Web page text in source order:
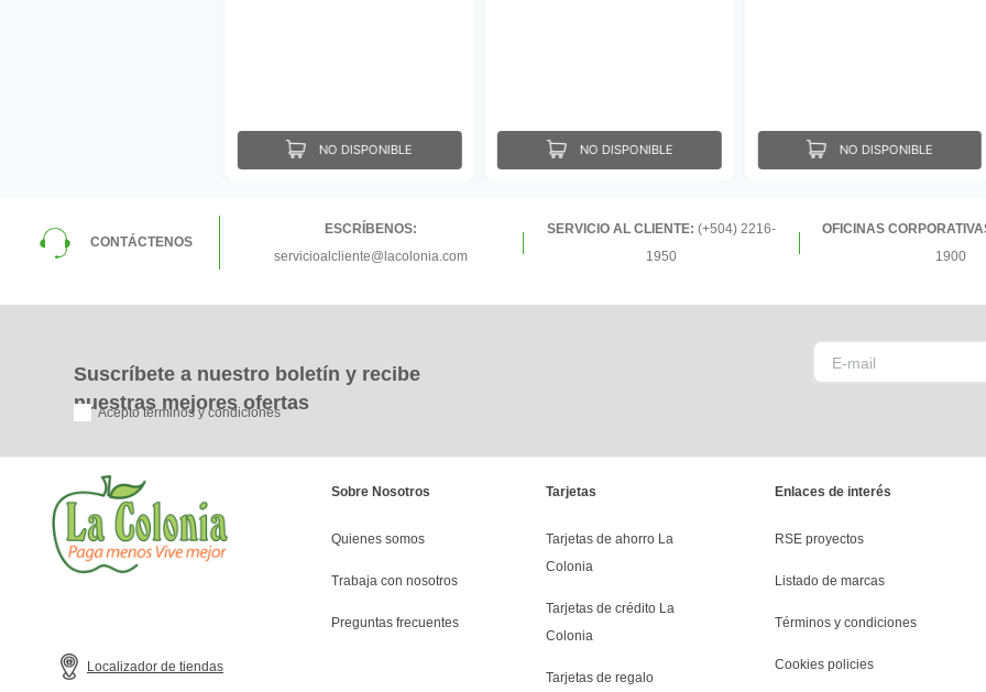
NO DISPONIBLE NO DISPONIBLE NO DISPONIBLE
CONTÁCTENOS
ESCRÍBENOS:
servicioalcliente@lacolonia.com
SERVICIO AL CLIENTE: (+504) 2216-
1950
OFICINAS
1900
Suscríbete a nuestro boletín y recibe
nuestras mejores ofertas
Acepto términos y condiciones
Localizador de tiendas
Sobre Nosotros
Quienes somos
Trabaja con nosotros
Preguntas frecuentes
Tarjetas
Tarjetas de ahorro La
Colonia
Tarjetas de crédito La
Colonia
Tarjetas de regalo
Enlaces de interés
RSE proyectos
Listado de marcas
Términos y condiciones
Cookies policies